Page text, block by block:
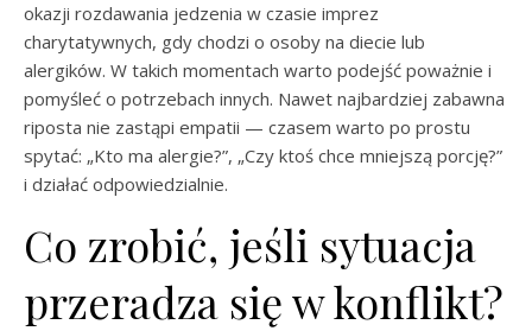
okazji rozdawania jedzenia w czasie imprez
charytatywnych, gdy chodzi o osoby na diecie lub
alergików. W takich momentach warto podejść poważnie i
pomyśleć o potrzebach innych. Nawet najbardziej zabawna
riposta nie zastąpi empatii — czasem warto po prostu
spytać: „Kto ma alergie?”, „Czy ktoś chce mniejszą porcję?”
i działać odpowiedzialnie.
Co zrobić, jeśli sytuacja
przeradza się w konflikt?